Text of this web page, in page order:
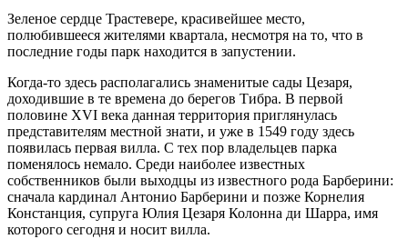
Зеленое сердце Трастевере, красивейшее место,
полюбившееся жителями квартала, несмотря на то, что в
последние годы парк находится в запустении.
Когда-то здесь располагались знаменитые сады Цезаря,
доходившие в те времена до берегов Тибра. В первой
половине XVI века данная территория приглянулась
представителям местной знати, и уже в 1549 году здесь
появилась первая вилла. С тех пор владельцев парка
поменялось немало. Среди наиболее известных
собственников были выходцы из известного рода Барберини:
сначала кардинал Антонио Барберини и позже Корнелия
Констанция, супруга Юлия Цезаря Колонна ди Шарра, имя
которого сегодня и носит вилла.